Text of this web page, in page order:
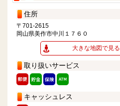
住所
〒701-2615
岡山県美作市中川１７６０
大きな地図で見る
取り扱いサービス
キャッシュレス